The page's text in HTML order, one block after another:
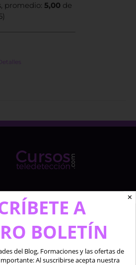
promedio:5,00 de
Detalles
pertenece al Grupo de
empresa lider en la formación a
técnico especializado de
los sistemas de
✕
A
BOLETÍN
del Blog, Formaciones y las ofertas de
Al suscribirse acepta nuestra